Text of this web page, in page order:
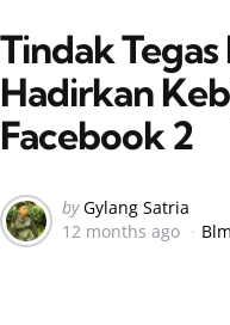
Tindak
Hadirkan
Facebook 2
Posted
by
by Gylang Satria
12 months ago